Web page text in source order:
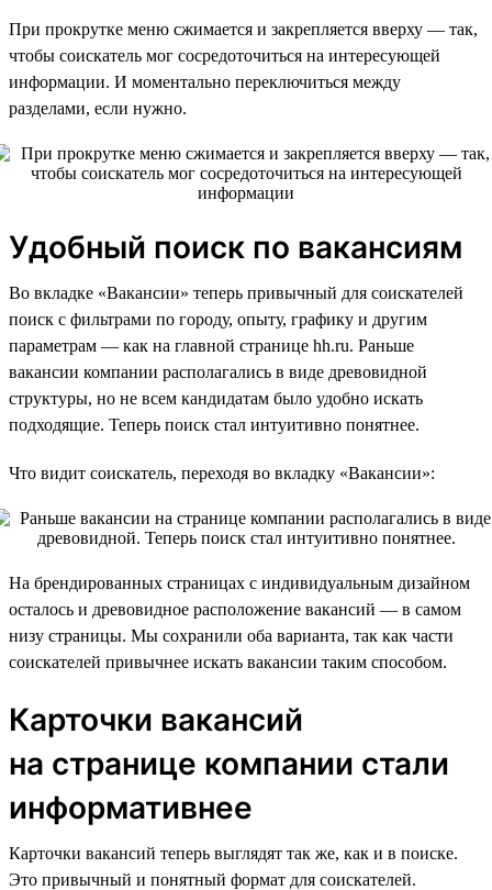
При прокрутке меню сжимается и закрепляется вверху — так,
чтобы соискатель мог сосредоточиться на интересующей
информации. И моментально переключиться между
разделами, если нужно.
Удобный поиск по вакансиям
Во вкладке «Вакансии» теперь привычный для соискателей
поиск с фильтрами по городу, опыту, графику и другим
параметрам — как на главной странице hh.ru. Раньше
вакансии компании располагались в виде древовидной
структуры, но не всем кандидатам было удобно искать
подходящие. Теперь поиск стал интуитивно понятнее.
Что видит соискатель, переходя во вкладку «Вакансии»:
На брендированных страницах с индивидуальным дизайном
осталось и древовидное расположение вакансий — в самом
низу страницы. Мы сохранили оба варианта, так как части
соискателей привычнее искать вакансии таким способом.
Карточки вакансий
на странице компании стали
информативнее
Карточки вакансий теперь выглядят так же, как и в поиске.
Это привычный и понятный формат для соискателей.